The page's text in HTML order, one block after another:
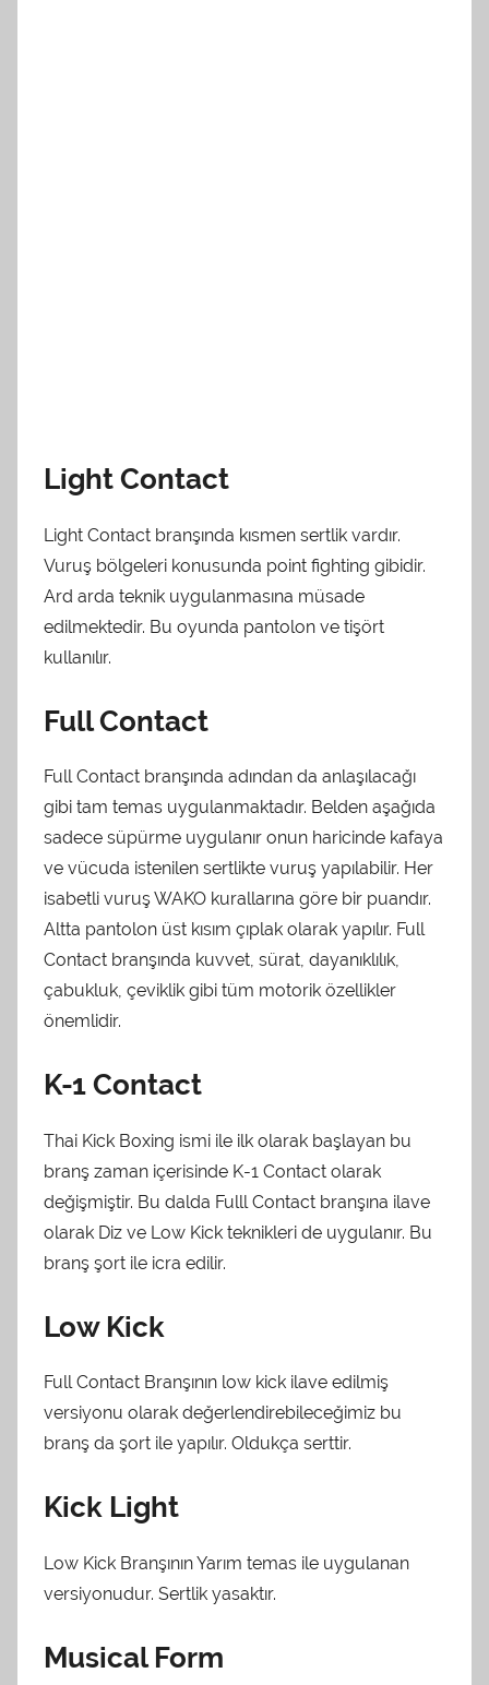
Light Contact
Light Contact branşında kısmen sertlik vardır.
Vuruş bölgeleri konusunda point fighting gibidir.
Ard arda teknik uygulanmasına müsade
edilmektedir. Bu oyunda pantolon ve tişört
kullanılır.
Full Contact
Full Contact branşında adından da anlaşılacağı
gibi tam temas uygulanmaktadır. Belden aşağıda
sadece süpürme uygulanır onun haricinde kafaya
ve vücuda istenilen sertlikte vuruş yapılabilir. Her
isabetli vuruş WAKO kurallarına göre bir puandır.
Altta pantolon üst kısım çıplak olarak yapılır. Full
Contact branşında kuvvet, sürat, dayanıklılık,
çabukluk, çeviklik gibi tüm motorik özellikler
önemlidir.
K-1 Contact
Thai Kick Boxing ismi ile ilk olarak başlayan bu
branş zaman içerisinde K-1 Contact olarak
değişmiştir. Bu dalda Fulll Contact branşına ilave
olarak Diz ve Low Kick teknikleri de uygulanır. Bu
branş şort ile icra edilir.
Low Kick
Full Contact Branşının low kick ilave edilmiş
versiyonu olarak değerlendirebileceğimiz bu
branş da şort ile yapılır. Oldukça serttir.
Kick Light
Low Kick Branşının Yarım temas ile uygulanan
versiyonudur. Sertlik yasaktır.
Musical Form